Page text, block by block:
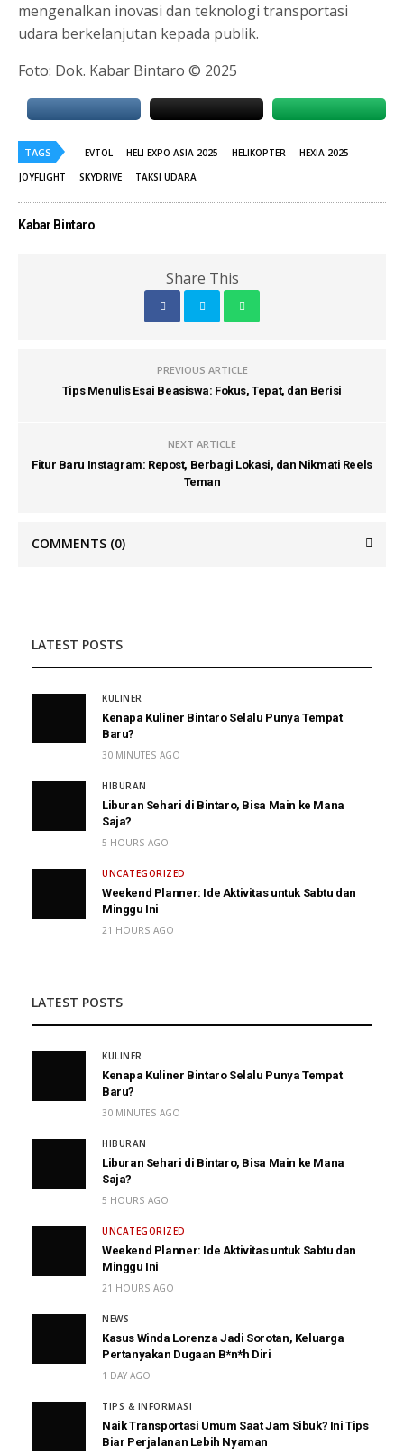
mengenalkan inovasi dan teknologi transportasi
udara berkelanjutan kepada publik.
Foto: Dok. Kabar Bintaro © 2025
TAGS EVTOL HELI EXPO ASIA 2025 HELIKOPTER
HEXIA 2025
JOYFLIGHT
SKYDRIVE TAKSI UDARA
Kabar Bintaro
Share This
PREVIOUS ARTICLE
Tips Menulis Esai Beasiswa: Fokus, Tepat, dan Berisi
NEXT ARTICLE
Fitur Baru Instagram: Repost, Berbagi Lokasi, dan Nikmati Reels
Teman
COMMENTS (0)
LATEST POSTS
KULINER
Kenapa Kuliner Bintaro Selalu Punya Tempat
Baru?
30 MINUTES AGO
HIBURAN
Liburan Sehari di Bintaro, Bisa Main ke Mana
Saja?
5 HOURS AGO
UNCATEGORIZED
Weekend Planner: Ide Aktivitas untuk Sabtu dan
Minggu Ini
21 HOURS AGO
LATEST POSTS
KULINER
Kenapa Kuliner Bintaro Selalu Punya Tempat
Baru?
30 MINUTES AGO
HIBURAN
Liburan Sehari di Bintaro, Bisa Main ke Mana
Saja?
5 HOURS AGO
UNCATEGORIZED
Weekend Planner: Ide Aktivitas untuk Sabtu dan
Minggu Ini
21 HOURS AGO
NEWS
Kasus Winda Lorenza Jadi Sorotan, Keluarga
Pertanyakan Dugaan B*n*h Diri
1 DAY AGO
TIPS & INFORMASI
Naik Transportasi Umum Saat Jam Sibuk? Ini Tips
Biar Perjalanan Lebih Nyaman